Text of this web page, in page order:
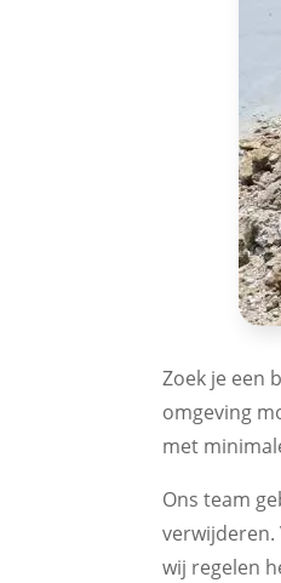
Zoek je een
omgeving
met
Ons team
verwijderen.
wij regelen